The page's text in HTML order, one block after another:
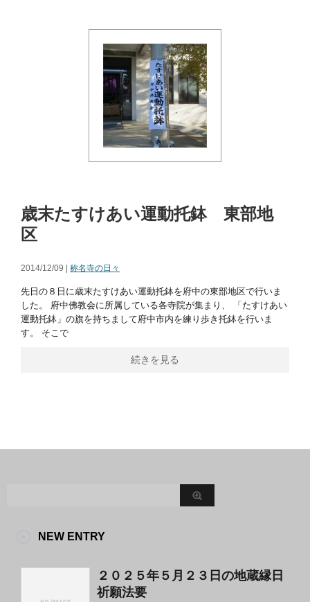
歳末たすけあい運動托鉢 東部地
区
2014/12/09 | 称名寺の日々
先日の８日に歳末たすけあい運動托鉢を府中の東部地区で行いま
した。 府中佛教会に所属している各寺院が集まり、 「たすけあい
運動托鉢」の旗を持ちまして府中市内を練り歩き托鉢を行いま
す。 そこで
続きを見る
NEW ENTRY
２０２５年５月２３日の地蔵縁日
祈願法要